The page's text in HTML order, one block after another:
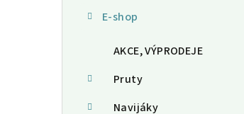
E-shop
AKCE, VÝPRODEJE
Pruty
Navijáky